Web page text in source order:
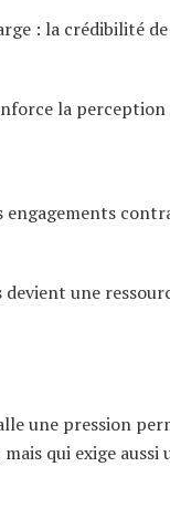
: la crédibilité
la perception
une
une pression
qui exige